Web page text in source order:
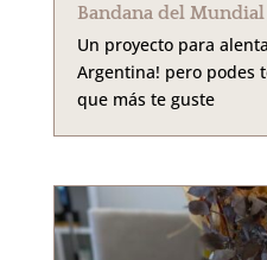
Bandana del Mundial
Un proyecto para
Argentina! pero podes
que más te guste